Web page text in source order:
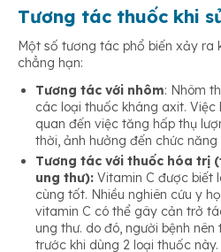
Tương tác thuốc khi
Một số tương tác phổ biến xảy ra
chẳng hạn:
Tương tác với nhôm: Nhôm
các loại thuốc kháng axit. Việc
quan đến việc tăng hấp thụ
thời, ảnh hưởng đến chức năng
Tương tác với thuốc hóa trị
ung thư): Vitamin C được biết
cùng tốt. Nhiều nghiên cứu y
vitamin C có thể gây cản trở
ung thư. do đó, người bệnh
trước khi dùng 2 loại thuốc này.